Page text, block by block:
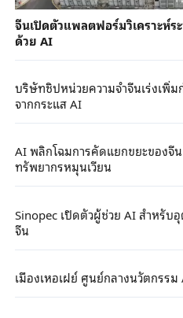
จีนเปิดตัวแพลตฟอร์มวิเคราะห์
ด้วย AI
บริษัทชิปหน่วยความจำจีนเร่งเพิ่
จากกระแส AI
AI พลิกโฉมการคัดแยกขยะของจี
ทรัพยากรหมุนเวียน
Sinopec เปิดตัวผู้ช่วย AI สำหรับ
จีน
เมืองเหอเฝย์ ศูนย์กลางนวัตกรร